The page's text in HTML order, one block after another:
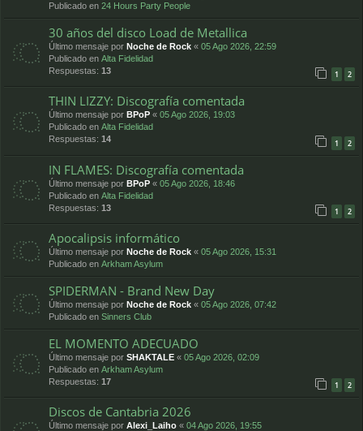
Publicado en 24 Hours Party People
30 años del disco Load de Metallica
Último mensaje por Noche de Rock « 05 Ago 2026, 22:59
Publicado en Alta Fidelidad
Respuestas: 13 1 2
THIN LIZZY: Discografía comentada
Último mensaje por BPoP « 05 Ago 2026, 19:03
Publicado en Alta Fidelidad
Respuestas: 14 1 2
IN FLAMES: Discografía comentada
Último mensaje por BPoP « 05 Ago 2026, 18:46
Publicado en Alta Fidelidad
Respuestas: 13 1 2
Apocalipsis informático
Último mensaje por Noche de Rock « 05 Ago 2026, 15:31
Publicado en Arkham Asylum
SPIDERMAN - Brand New Day
Último mensaje por Noche de Rock « 05 Ago 2026, 07:42
Publicado en Sinners Club
EL MOMENTO ADECUADO
Último mensaje por SHAKTALE « 05 Ago 2026, 02:09
Publicado en Arkham Asylum
Respuestas: 17 1 2
Discos de Cantabria 2026
Último mensaje por Alexi_Laiho « 04 Ago 2026, 19:55